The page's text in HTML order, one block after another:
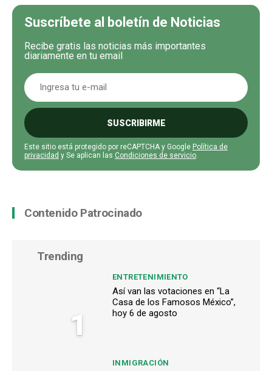
Suscríbete al boletín de Noticias
Recibe gratis las noticias más importantes
diariamente en tu email
SUSCRIBIRME
Este sitio está protegido por reCAPTCHA y Google Política de
privacidad y Se aplican las Condiciones de servicio.
Contenido Patrocinado
Trending
1
ENTRETENIMIENTO
Así van las votaciones en “La
Casa de los Famosos México”,
hoy 6 de agosto
INMIGRACIÓN